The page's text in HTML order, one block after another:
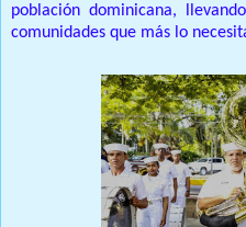
población dominicana,
comunidades que más lo